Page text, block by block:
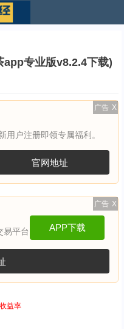
app专业版v8.2.4下载)
广告 X
用户注册即领专属福利。
官网地址
广告 X
易平台 APP下载
益率